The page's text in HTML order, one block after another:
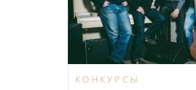
КОНКУРСЫ